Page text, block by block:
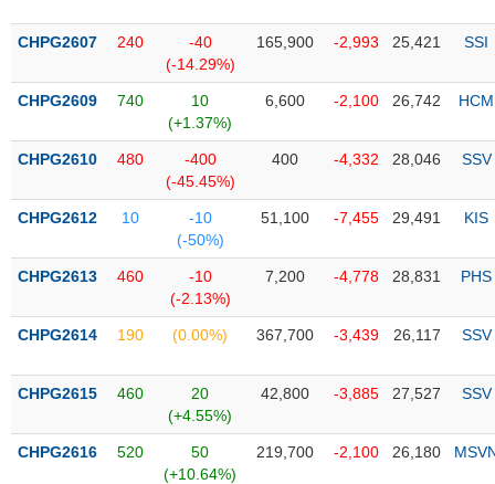
yết
dõi
đặc
Không
ký
Danh
ETF
tiết
CHPG2607 240
-40
(-14.29%)
165,900 -2,993 25,421 SSI
CHPG2609 740
10
(+1.37%)
6,600 -2,100 26,742 HCM
CHPG2610 480
-400
(-45.45%)
400 -4,332 28,046 SSV
CHPG2612 10
-10
(-50%)
51,100 -7,455 29,491 KIS
CHPG2613 460
-10
(-2.13%)
7,200 -4,778 28,831 PHS
CHPG2614 190 (0.00%) 367,700 -3,439 26,117 SSV
CHPG2615 460
20
(+4.55%)
42,800 -3,885 27,527 SSV
CHPG2616 520
50
(+10.64%)
219,700 -2,100 26,180
CỤ
TƯ
XUẤT
TIN
(-)